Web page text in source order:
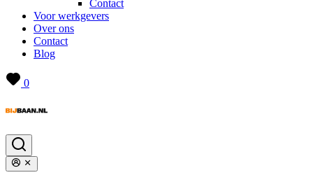
Contact
Voor werkgevers
Over ons
Contact
Blog
0